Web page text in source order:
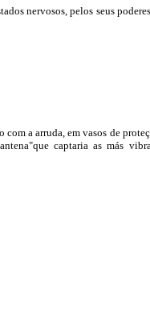
nervosos, pelos seus
a arruda, em vasos de
captaria as más